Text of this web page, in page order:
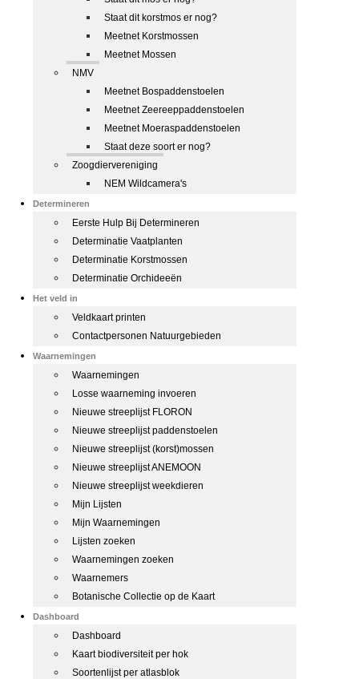
Staat dit korstmos er nog?
Meetnet Korstmossen
Meetnet Mossen
NMV
Meetnet Bospaddenstoelen
Meetnet Zeereeppaddenstoelen
Meetnet Moeraspaddenstoelen
Staat deze soort er nog?
Zoogdiervereniging
NEM Wildcamera's
Determineren
Eerste Hulp Bij Determineren
Determinatie Vaatplanten
Determinatie Korstmossen
Determinatie Orchideeën
Het veld in
Veldkaart printen
Contactpersonen Natuurgebieden
Waarnemingen
Waarnemingen
Losse waarneming invoeren
Nieuwe streeplijst FLORON
Nieuwe streeplijst paddenstoelen
Nieuwe streeplijst (korst)mossen
Nieuwe streeplijst ANEMOON
Nieuwe streeplijst weekdieren
Mijn Lijsten
Mijn Waarnemingen
Lijsten zoeken
Waarnemingen zoeken
Waarnemers
Botanische Collectie op de Kaart
Dashboard
Dashboard
Kaart biodiversiteit per hok
Soortenlijst per atlasblok